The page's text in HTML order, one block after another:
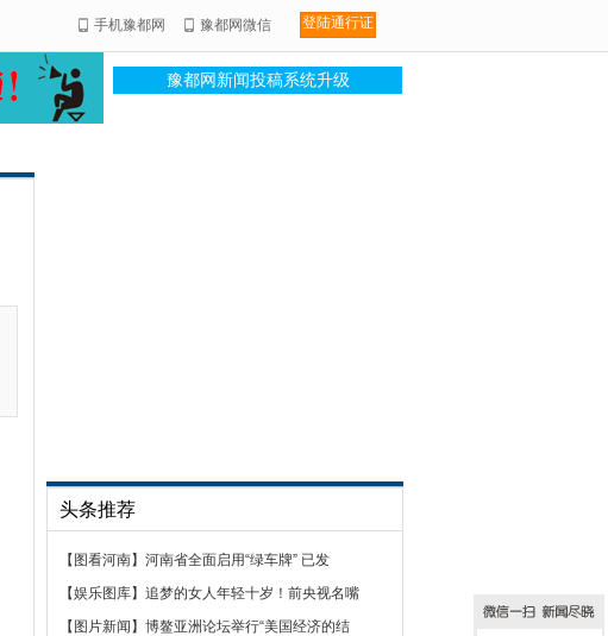
手机豫都网 豫都网微信 登陆通行证
豫都网新闻投稿系统升级
头条推荐
【 图看河南】 河南省全面启用“绿车牌” 已发
【娱乐图库】 追梦的女人年轻十岁！前央视名嘴
【 图片新闻 】 博鳌亚洲论坛举行“美国经济的结